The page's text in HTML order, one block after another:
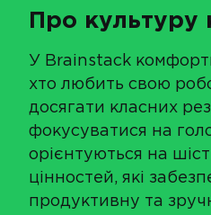
Про культуру
У Brainstack
хто любить свою
досягати класних
фокусуватися на
орієнтуються на
цінностей, які
продуктивну та